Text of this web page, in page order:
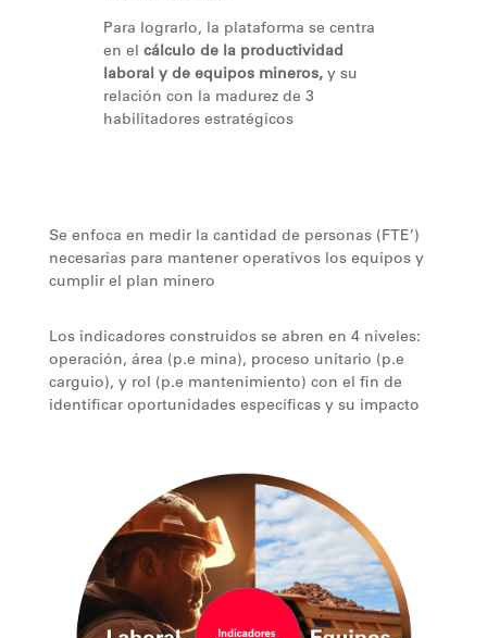
Para lograrlo, la plataforma se centra
en el cálculo de la productividad
laboral y de equipos mineros, y su
relación con la madurez de 3
habilitadores estratégicos
Se enfoca en medir la cantidad de personas (FTE’)
necesarias para mantener operativos los equipos y
cumplir el plan minero
Los indicadores construidos se abren en 4 niveles:
operación, área (p.e mina), proceso unitario (p.e
carguio), y rol (p.e mantenimiento) con el fin de
identificar oportunidades específicas y su impacto